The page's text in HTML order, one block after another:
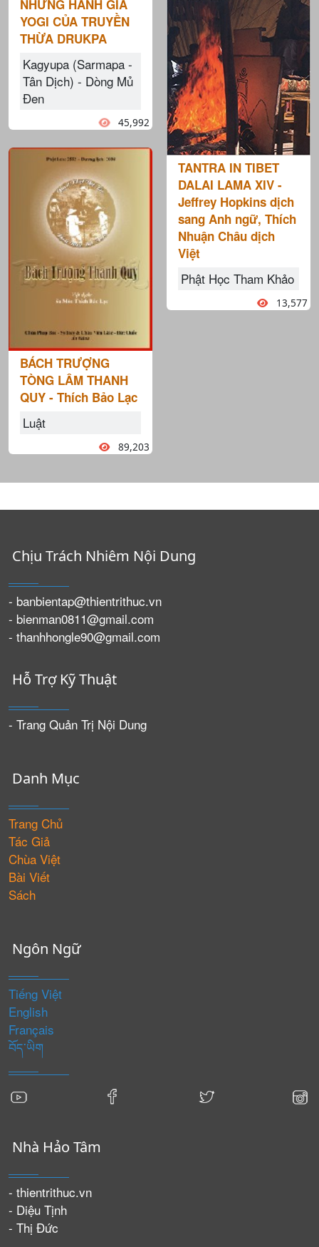
NHỮNG HÀNH GỈA
YOGI CỦA TRUYỀN
THỪA DRUKPA
Kagyupa (Sarmapa -
Tân Dịch) - Dòng Mủ
Đen
45,992
BÁCH TRƯỢNG
TÒNG LÂM THANH
QUY - Thích Bảo Lạc
Luật
89,203
TANTRA IN TIBET
DALAI LAMA XIV -
Jeffrey Hopkins dịch
sang Anh ngữ, Thích
Nhuận Châu dịch
Việt
Phật Học Tham Khảo
13,577
Chịu Trách Nhiêm Nội Dung
- banbientap@thientrithuc.vn
- bienman0811@gmail.com
- thanhhongle90@gmail.com
Hỗ Trợ Kỹ Thuật
- Trang Quản Trị Nội Dung
Danh Mục
Trang Chủ
Tác Giả
Chùa Việt
Bài Viết
Sách
Ngôn Ngữ
Tiếng Việt
English
Français
བོད་ཡིག
Nhà Hảo Tâm
- thientrithuc.vn
- Diệu Tịnh
- Thị Đức